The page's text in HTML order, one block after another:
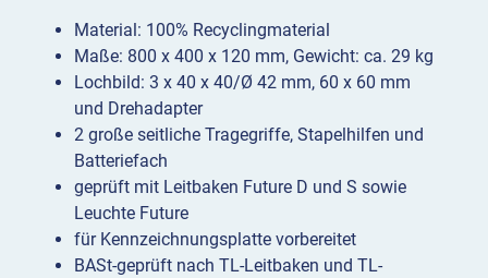
Menge
Material: 100% Recyclingmaterial
Maße: 800 x 400 x 120 mm, Gewicht: ca. 29 kg
Lochbild: 3 x 40 x 40/Ø 42 mm, 60 x 60 mm
und Drehadapter
2 große seitliche Tragegriffe, Stapelhilfen und
Batteriefach
geprüft mit Leitbaken Future D und S sowie
Leuchte Future
für Kennzeichnungsplatte vorbereitet
BASt-geprüft nach TL-Leitbaken und TL-